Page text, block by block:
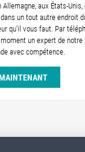
aux États-Unis,
un tout autre endroit
qu'il vous faut. Par
un expert de notre
avec compétence.